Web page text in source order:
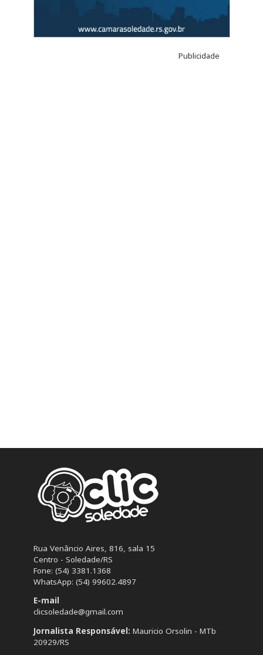
Publicidade
Rua Venâncio Aires, 816, sala 15
Centro - Soledade/RS
Fone: (54) 3381.1368
WhatsApp: (54) 99602.4897
E-mail
clicsoledade@gmail.com
Jornalista Responsável: Mauricio Orsolin - MTb
20929/RS